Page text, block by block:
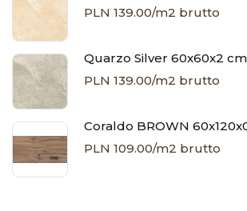
PLN 139.00/m2 brutto
Quarzo Silver 60x60x2 cm
PLN 139.00/m2 brutto
Coraldo BROWN
PLN 109.00/m2 brutto